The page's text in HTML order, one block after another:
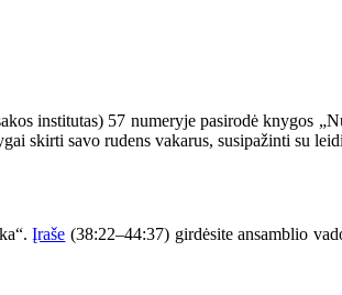
institutas) 57 numeryje pasirodė knygos
skirti savo rudens vakarus, susipažinti su
Įraše (38:22–44:37) girdėsite ansamblio